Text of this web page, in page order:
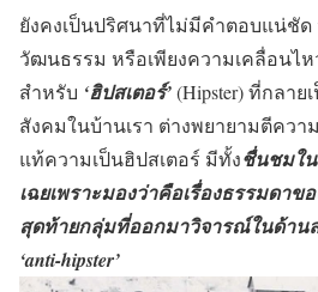
ยังคงเป็นปริศนาที่ไม่มีคำตอบแน่ชัด
วัฒนธรรม หรือเพียงความเคลื่อนไ
สำหรับ ‘ฮิปสเตอร์’(Hipster) ที่กลา
สังคมในบ้านเรา ต่างพยายามตีคว
แท้ความเป็นฮิปสเตอร์ มีทั้งชื่นชมใ
เฉยเพราะมองว่าคือเรื่องธรรมดา
สุดท้ายกลุ่มที่ออกมาวิจารณ์ในด้าน
‘anti-hipster’